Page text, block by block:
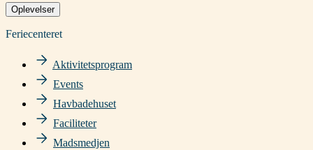
Oplevelser
Feriecenteret
Aktivitetsprogram
Events
Havbadehuset
Faciliteter
Madsmedjen